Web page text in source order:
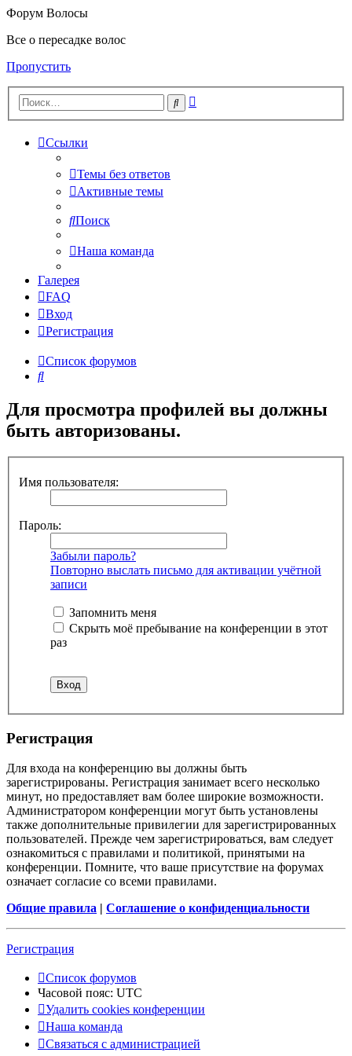
Форум Волосы
Все о пересадке волос
Пропустить
Поиск
Ссылки
Темы без ответов
Активные темы
Поиск
Наша команда
Галерея
FAQ
Вход
Регистрация
Список форумов
Поиск
Для просмотра профилей вы должны
быть авторизованы.
Имя пользователя:
Пароль:
Забыли пароль?
Повторно выслать письмо для активации учётной
записи
Запомнить меня
Скрыть моё пребывание на конференции в этот
раз
Регистрация
Для входа на конференцию вы должны быть
зарегистрированы. Регистрация занимает всего несколько
минут, но предоставляет вам более широкие возможности.
Администратором конференции могут быть установлены
также дополнительные привилегии для зарегистрированных
пользователей. Прежде чем зарегистрироваться, вам следует
ознакомиться с правилами и политикой, принятыми на
конференции. Помните, что ваше присутствие на форумах
означает согласие со всеми правилами.
Общие правила | Соглашение о конфиденциальности
Регистрация
Список форумов
Часовой пояс: UTC
Удалить cookies конференции
Наша команда
Связаться с администрацией